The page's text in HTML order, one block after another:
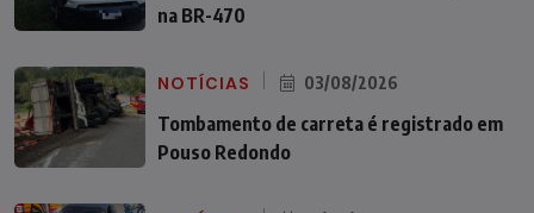
na BR-470
NOTÍCIAS 03/08/2026
Tombamento de carreta é registrado em
Pouso Redondo